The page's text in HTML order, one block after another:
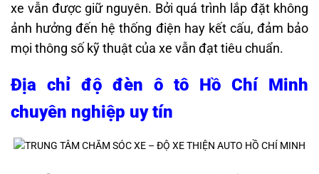
xe vẫn được giữ nguyên. Bởi quá trình lắp đặt không
ảnh hưởng đến hệ thống điện hay kết cấu, đảm bảo
mọi thông số kỹ thuật của xe vẫn đạt tiêu chuẩn.
Địa chỉ độ đèn ô tô Hồ Chí Minh
chuyên nghiệp uy tín